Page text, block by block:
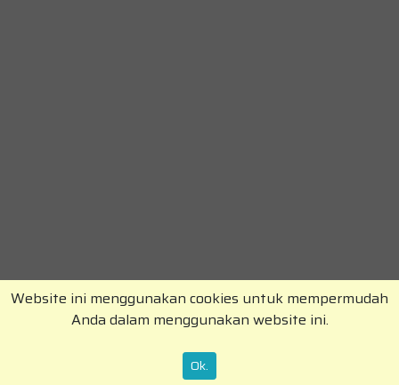
Copyright © RajaKomen.com 2026 All Rights
Reserved.
Website ini menggunakan cookies untuk mempermudah
Anda dalam menggunakan website ini.
Ok.